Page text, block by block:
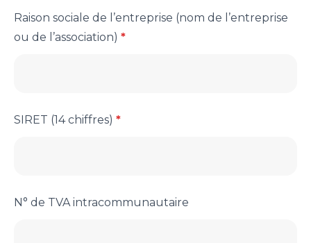
Contact
Pro
Raison sociale de l’entreprise (nom de l’entreprise
ou de l’association) *
SIRET (14 chiffres) *
N° de TVA intracommunautaire